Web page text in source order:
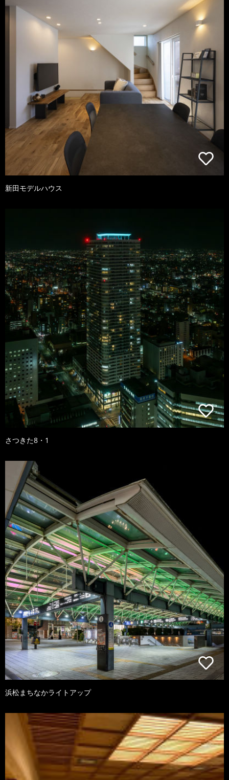
新田モデルハウス
さつきた8・1
浜松まちなかライトアップ